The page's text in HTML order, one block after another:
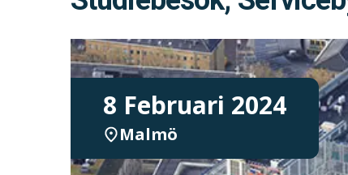
8 Februari 2024
Malmö